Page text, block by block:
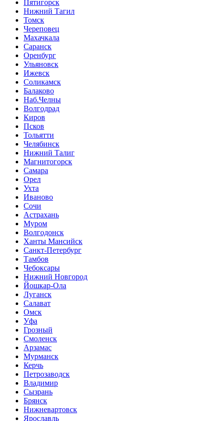
Пятигорск
Нижний Тагил
Томск
Череповец
Махачкала
Саранск
Оренбург
Ульяновск
Ижевск
Соликамск
Балаково
Наб.Челны
Волгодрад
Киров
Псков
Тольятти
Челябинск
Нижний Талиг
Магнитогорск
Самара
Орел
Ухта
Иваново
Сочи
Астрахань
Муром
Волгодонск
Ханты Мансийск
Санкт-Петербург
Тамбов
Чебоксары
Нижний Новгород
Йошкар-Ола
Луганск
Салават
Омск
Уфа
Грозный
Смоленск
Арзамас
Мурманск
Керчь
Петрозаводск
Владимир
Сызрань
Брянск
Нижневартовск
Ярославль